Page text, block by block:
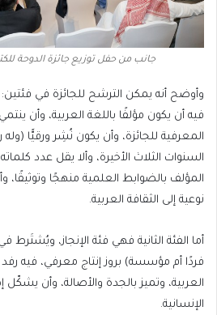
جانب من حفل توزيع جائزة الدوحة
وأوضح أنه يمكن الترشح للجائزة في
فيه أن يكون مؤلفًا باللغة العربية، وأن
المعرفية للجائزة، وأن يكون نُشِر ورقيًّا (وله
المؤلف بالضوابط العلمية منهجًا
نوعية إلى الثقافة العربية.
أما الفئة الثانية فهي فئة الإنجاز،
فردًا أم مؤسسة) بروز إنتاج معرفي، فيه رفد
العربية، وتميز بالجدة والأصالة، وأن يشكّل
الإنسانية.